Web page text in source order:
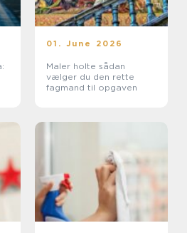
01. June 2026
Maler holte sådan
vælger du den rette
fagmand til opgaven